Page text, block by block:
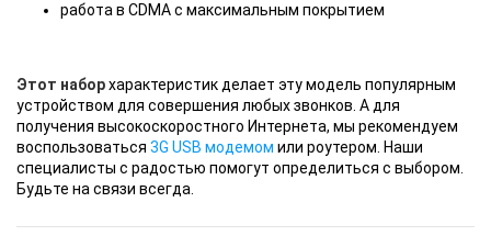
работа в CDMA с максимальным покрытием
Этот наборхарактеристик делает эту модель популярным
устройством для совершения любых звонков. А для
получения высокоскоростного Интернета, мы рекомендуем
воспользоваться 3G USB модемом или роутером. Наши
специалисты с радостью помогут определиться с выбором.
Будьте на связи всегда.